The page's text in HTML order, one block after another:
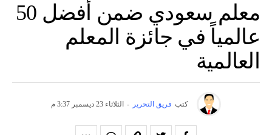
معلم سعودي ضمن أفضل 50
عالمياً في جائزة المعلم
العالمية
كتب فريق التحرير - الثلاثاء 23 ديسمبر 3:37 م